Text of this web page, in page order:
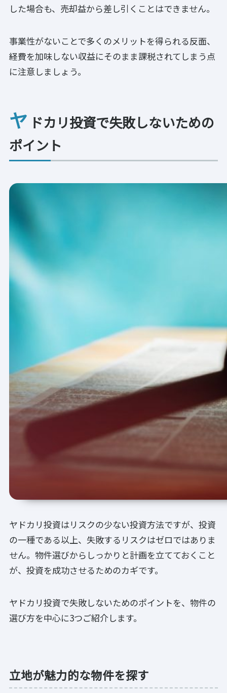
した場合も、売却益から差し引くことはできません。
事業性がないことで多くのメリットを得られる反面、
経費を加味しない収益にそのまま課税されてしまう点
に注意しましょう。
ヤ ドカリ投資で失敗しないための
ポイント
ヤドカリ投資はリスクの少ない投資方法ですが、投資
の一種である以上、失敗するリスクはゼロではありま
せん。物件選びからしっかりと計画を立てておくこと
が、投資を成功させるためのカギです。
ヤドカリ投資で失敗しないためのポイントを、物件の
選び方を中心に3つご紹介します。
立地が魅力的な物件を探す